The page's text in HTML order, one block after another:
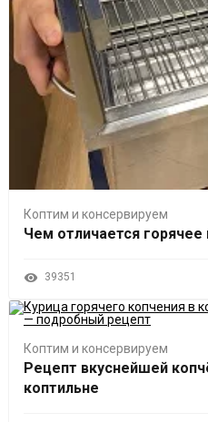
Коптим и консервируем
Чем отличается
39351
Коптим и консервируем
Рецепт вкуснейшей
коптильне